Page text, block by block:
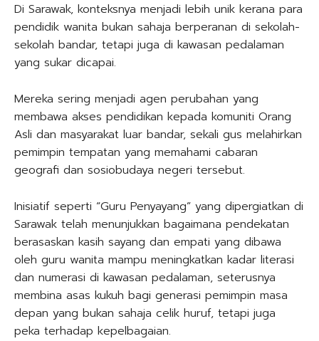
Di Sarawak, konteksnya menjadi lebih unik kerana para
pendidik wanita bukan sahaja berperanan di sekolah-
sekolah bandar, tetapi juga di kawasan pedalaman
yang sukar dicapai.
Mereka sering menjadi agen perubahan yang
membawa akses pendidikan kepada komuniti Orang
Asli dan masyarakat luar bandar, sekali gus melahirkan
pemimpin tempatan yang memahami cabaran
geografi dan sosiobudaya negeri tersebut.
Inisiatif seperti “Guru Penyayang” yang dipergiatkan di
Sarawak telah menunjukkan bagaimana pendekatan
berasaskan kasih sayang dan empati yang dibawa
oleh guru wanita mampu meningkatkan kadar literasi
dan numerasi di kawasan pedalaman, seterusnya
membina asas kukuh bagi generasi pemimpin masa
depan yang bukan sahaja celik huruf, tetapi juga
peka terhadap kepelbagaian.